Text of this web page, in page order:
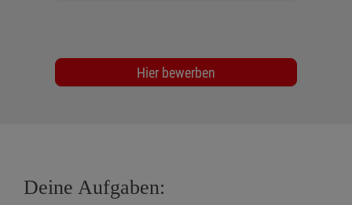
Hier bewerben
Deine Aufgaben: